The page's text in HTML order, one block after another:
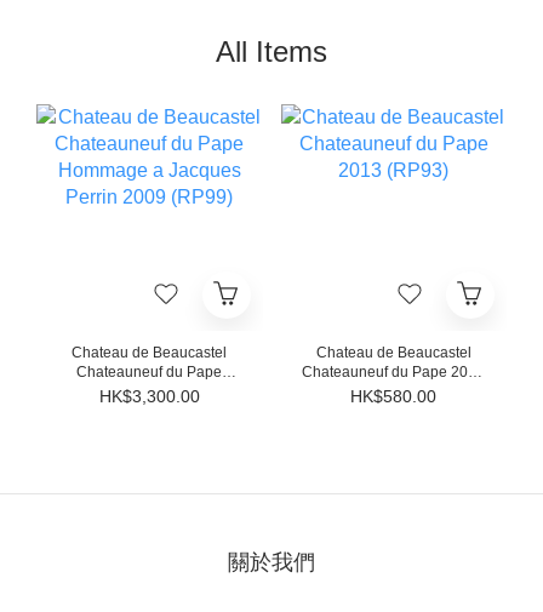
All Items
Chateau de Beaucastel
Chateauneuf du Pape
Hommage a Jacques Perrin
2009 (RP99)
HK$3,300.00
Chateau de Beaucastel
Chateauneuf du Pape 2013
(RP93)
HK$580.00
關於我們